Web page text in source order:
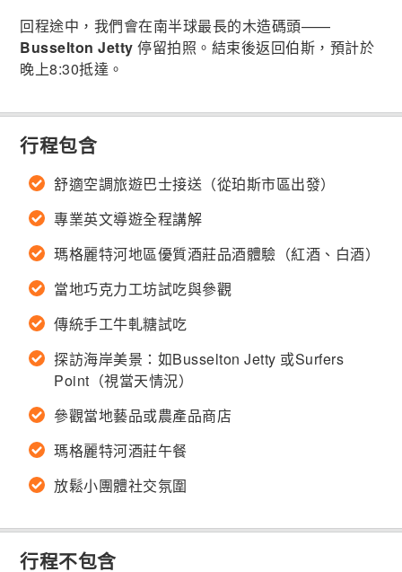
回程途中，我們會在南半球最長的木造碼頭——
Busselton Jetty 停留拍照。結束後返回伯斯，預計於
晚上8:30抵達。
行程包含
舒適空調旅遊巴士接送（從珀斯市區出發）
專業英文導遊全程講解
瑪格麗特河地區優質酒莊品酒體驗（紅酒、白酒）
當地巧克力工坊試吃與參觀
傳統手工牛軋糖試吃
探訪海岸美景：如Busselton Jetty 或Surfers
Point（視當天情況）
參觀當地藝品或農產品商店
瑪格麗特河酒莊午餐
放鬆小團體社交氛圍
行程不包含